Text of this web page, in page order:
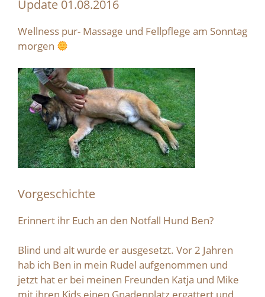
Update 01.08.2016
Wellness pur- Massage und Fellpflege am Sonntag
morgen
Vorgeschichte
Erinnert ihr Euch an den Notfall Hund Ben?
Blind und alt wurde er ausgesetzt. Vor 2 Jahren
hab ich Ben in mein Rudel aufgenommen und
jetzt hat er bei meinen Freunden Katja und Mike